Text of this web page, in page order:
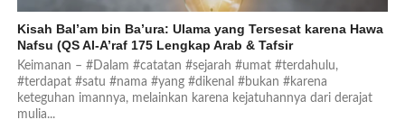
Kisah Bal’am bin Ba’ura: Ulama yang Tersesat karena Hawa
Nafsu (QS Al-A’raf 175 Lengkap Arab & Tafsir
Keimanan – #Dalam #catatan #sejarah #umat #terdahulu,
#terdapat #satu #nama #yang #dikenal #bukan #karena
keteguhan imannya, melainkan karena kejatuhannya dari derajat
mulia...